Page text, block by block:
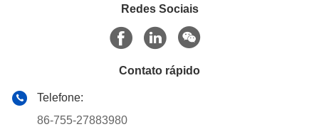
Redes Sociais
Contato rápido
Telefone:
86-755-27883980